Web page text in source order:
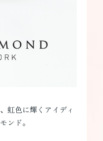
虹色に輝くアイディ
ンド。